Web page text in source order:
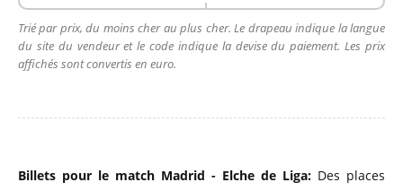
Trié par prix, du moins cher au plus cher. Le drapeau indique la langue
du site du vendeur et le code indique la devise du paiement. Les prix
affichés sont convertis en euro.
Billets pour le match Madrid - Elche de Liga: Des places